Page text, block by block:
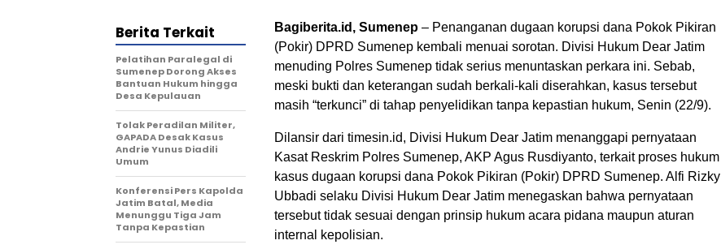
Bagiberita.id, Sumenep – Penanganan dugaan korupsi dana Pokok Pikiran
(Pokir) DPRD Sumenep kembali menuai sorotan. Divisi Hukum Dear Jatim
menuding Polres Sumenep tidak serius menuntaskan perkara ini. Sebab,
meski bukti dan keterangan sudah berkali-kali diserahkan, kasus tersebut
masih “terkunci” di tahap penyelidikan tanpa kepastian hukum, Senin (22/9).
Dilansir dari timesin.id, Divisi Hukum Dear Jatim menanggapi pernyataan
Kasat Reskrim Polres Sumenep, AKP Agus Rusdiyanto, terkait proses hukum
kasus dugaan korupsi dana Pokok Pikiran (Pokir) DPRD Sumenep. Alfi Rizky
Ubbadi selaku Divisi Hukum Dear Jatim menegaskan bahwa pernyataan
tersebut tidak sesuai dengan prinsip hukum acara pidana maupun aturan
internal kepolisian.
Berita Terkait
Pelatihan Paralegal di
Sumenep Dorong Akses
Bantuan Hukum hingga
Desa Kepulauan
Tolak Peradilan Militer,
GAPADA Desak Kasus
Andrie Yunus Diadili
Umum
Konferensi Pers Kapolda
Jatim Batal, Media
Menunggu Tiga Jam
Tanpa Kepastian